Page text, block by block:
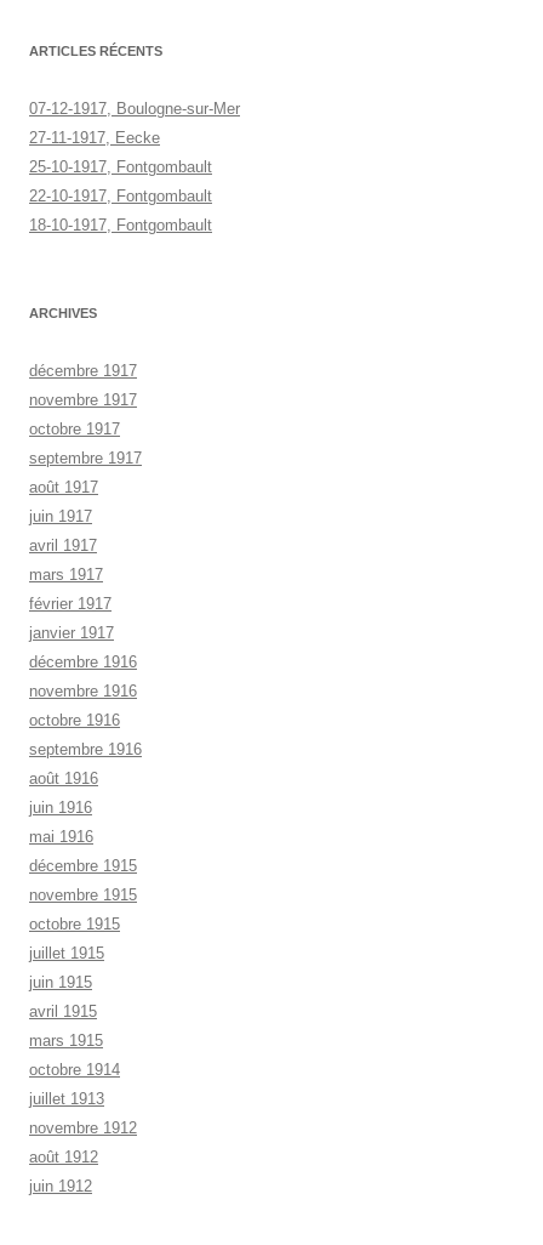
ARTICLES RÉCENTS
07-12-1917, Boulogne-sur-Mer
27-11-1917, Eecke
25-10-1917, Fontgombault
22-10-1917, Fontgombault
18-10-1917, Fontgombault
ARCHIVES
décembre 1917
novembre 1917
octobre 1917
septembre 1917
août 1917
juin 1917
avril 1917
mars 1917
février 1917
janvier 1917
décembre 1916
novembre 1916
octobre 1916
septembre 1916
août 1916
juin 1916
mai 1916
décembre 1915
novembre 1915
octobre 1915
juillet 1915
juin 1915
avril 1915
mars 1915
octobre 1914
juillet 1913
novembre 1912
août 1912
juin 1912